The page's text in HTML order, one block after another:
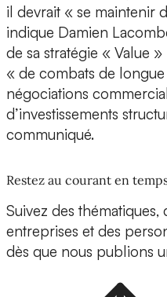
il devrait « se maintenir
indique Damien
de sa stratégie « Value
« de combats de
négociations
d’investissements
communiqué.
Restez au courant en
Suivez des
entreprises et des
dès que nous publions